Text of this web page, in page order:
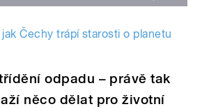
Čechy trápí starosti o planetu
íděníodpadu – právě tak
íněco dělat pro životní